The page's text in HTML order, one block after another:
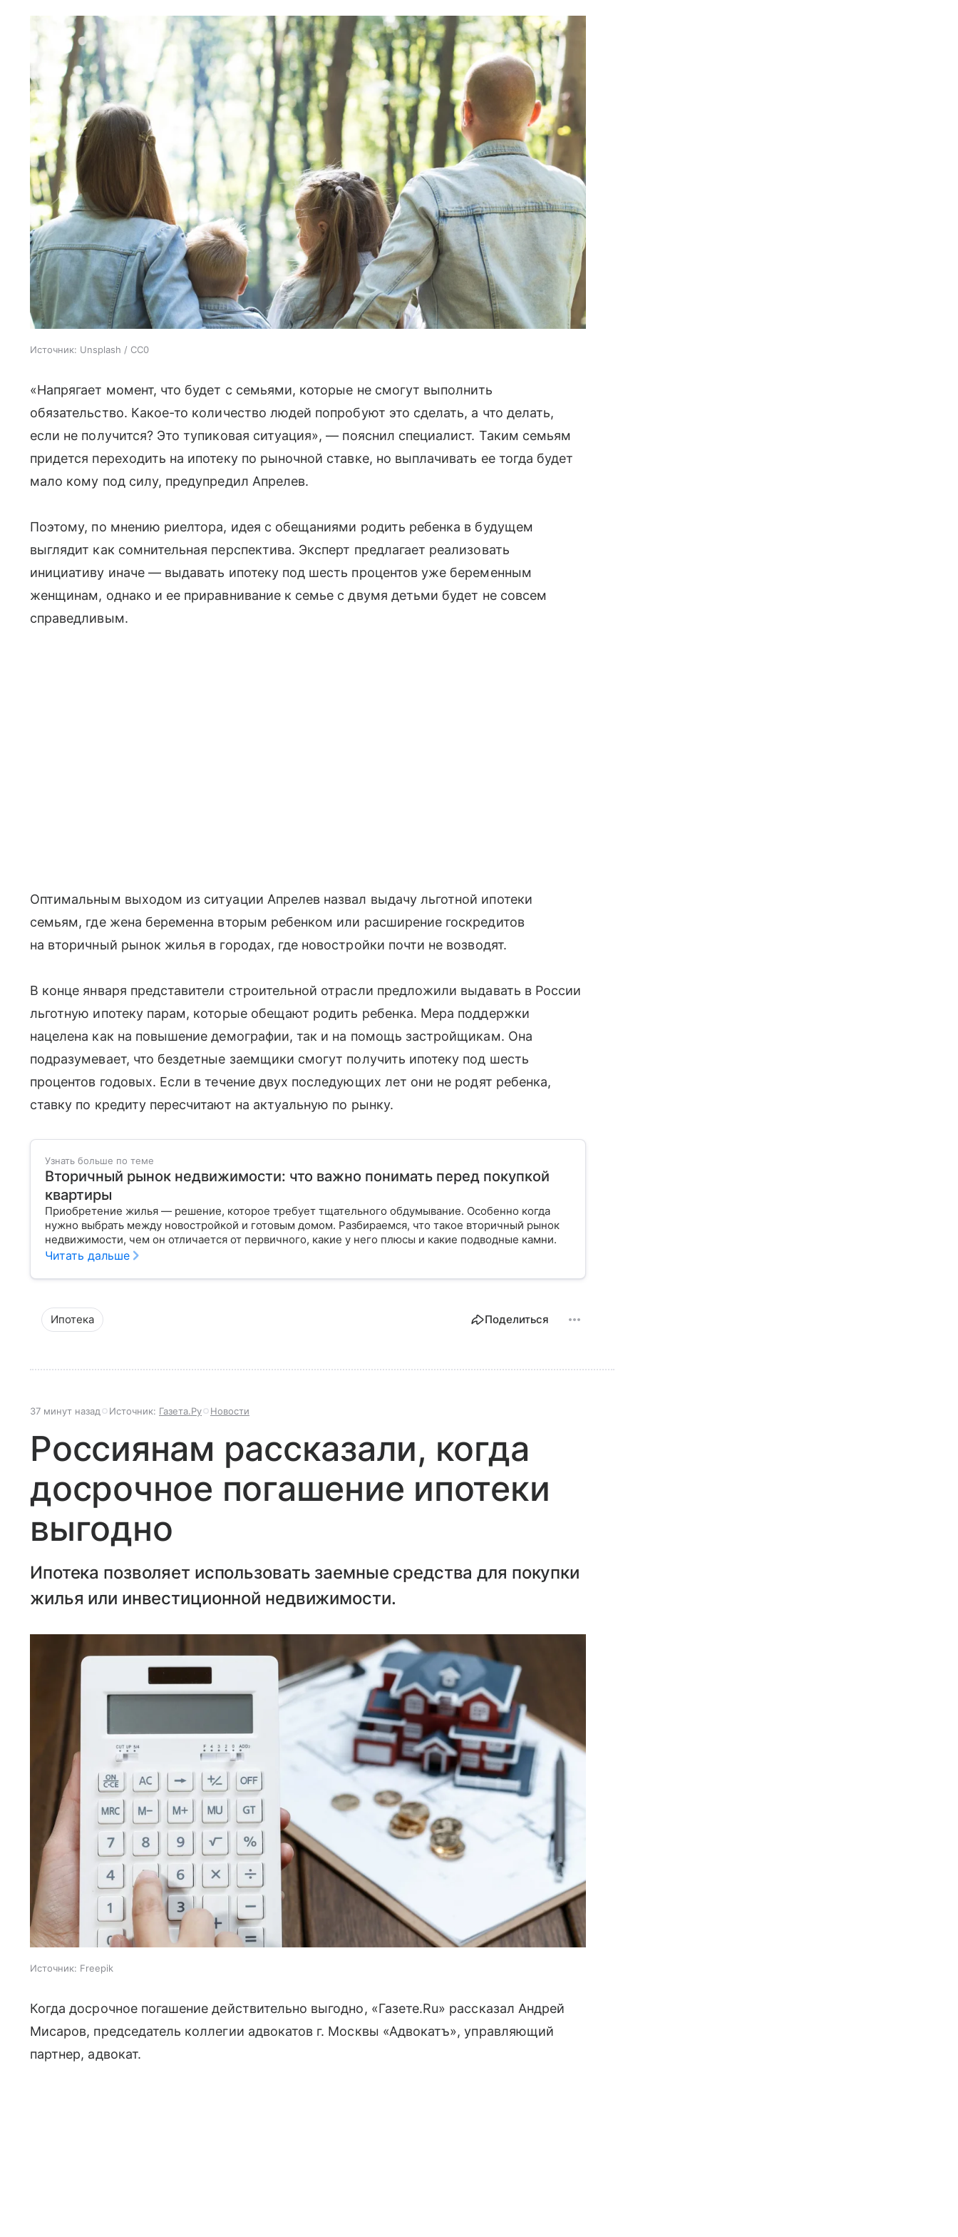
Источник: Unsplash / CC0
«Напрягает момент, что будет с семьями, которые не смогут выполнить
обязательство. Какое-то количество людей попробуют это сделать, а что делать,
если не получится? Это тупиковая ситуация», — пояснил специалист. Таким семьям
придется переходить на ипотеку по рыночной ставке, но выплачивать ее тогда будет
мало кому под силу, предупредил Апрелев.
Поэтому, по мнению риелтора, идея с обещаниями родить ребенка в будущем
выглядит как сомнительная перспектива. Эксперт предлагает реализовать
инициативу иначе — выдавать ипотеку под шесть процентов уже беременным
женщинам, однако и ее приравнивание к семье с двумя детьми будет не совсем
справедливым.
Оптимальным выходом из ситуации Апрелев назвал выдачу льготной ипотеки
семьям, где жена беременна вторым ребенком или расширение госкредитов
на вторичный рынок жилья в городах, где новостройки почти не возводят.
В конце января представители строительной отрасли предложили выдавать в России
льготную ипотеку парам, которые обещают родить ребенка. Мера поддержки
нацелена как на повышение демографии, так и на помощь застройщикам. Она
подразумевает, что бездетные заемщики смогут получить ипотеку под шесть
процентов годовых. Если в течение двух последующих лет они не родят ребенка,
ставку по кредиту пересчитают на актуальную по рынку.
Узнать больше по теме
Вторичный рынок недвижимости: что важно понимать перед покупкой
квартиры
Приобретение жилья — решение, которое требует тщательного обдумывание. Особенно когда
нужно выбрать между новостройкой и готовым домом. Разбираемся, что такое вторичный рынок
недвижимости, чем он отличается от первичного, какие у него плюсы и какие подводные камни.
Читать дальше
Ипотека Поделиться
37 минут назад Источник: Газета.Ру Новости
Россиянам рассказали, когда
досрочное погашение ипотеки
выгодно
Ипотека позволяет использовать заемные средства для покупки
жилья или инвестиционной недвижимости.
Источник: Freepik
Когда досрочное погашение действительно выгодно, «Газете.Ru» рассказал Андрей
Мисаров, председатель коллегии адвокатов г. Москвы «Адвокатъ», управляющий
партнер, адвокат.